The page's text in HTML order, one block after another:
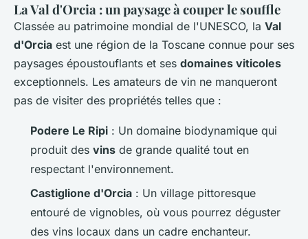
La Val d'Orcia : un paysage à couper le souffle
Classée au patrimoine mondial de l'UNESCO, la Val
d'Orcia est une région de la Toscane connue pour ses
paysages époustouflants et ses domaines viticoles
exceptionnels. Les amateurs de vin ne manqueront
pas de visiter des propriétés telles que :
Podere Le Ripi : Un domaine biodynamique qui
produit des vins de grande qualité tout en
respectant l'environnement.
Castiglione d'Orcia : Un village pittoresque
entouré de vignobles, où vous pourrez déguster
des vins locaux dans un cadre enchanteur.